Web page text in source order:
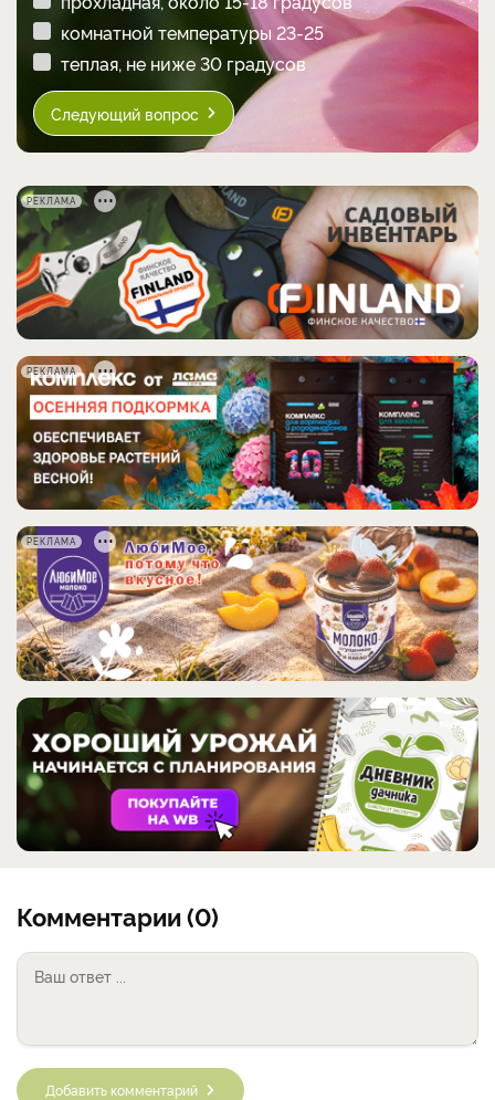
комнатной температуры 23-25
теплая, не ниже 30 градусов
Следующий вопрос
РЕКЛАМА
РЕКЛАМА
РЕКЛАМА
Комментарии (0)
Добавить комментарий